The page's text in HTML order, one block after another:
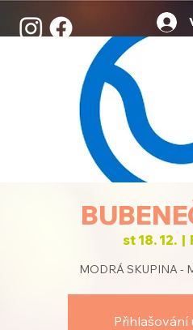
st 18. 12.
  |
MODRÁ SKUPINA -
Přihlašování